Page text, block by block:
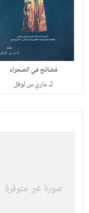
فضائح في الصحراء
لـ ماري س.لوفل